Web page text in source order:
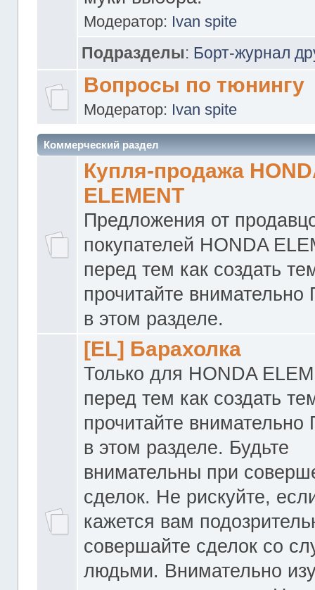
Модератор: Ivan spite
Подразделы: Борт-журнал
Вопросы по тюнингу
Модератор: Ivan spite
Коммерческий раздел
Купля-продажа
ELEMENT
Предложения от
покупателей HONDA
перед тем как создать
прочитайте
в этом разделе.
[EL] Барахолка
Только для HONDA
перед тем как создать
прочитайте
в этом разделе. Будьте
внимательны при
сделок. Не рискуйте,
кажется вам
совершайте сделок со
людьми. Внимательно